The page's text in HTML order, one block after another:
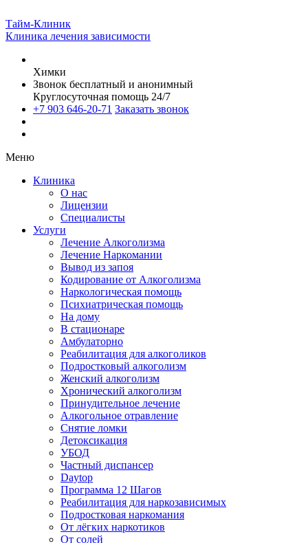
Тайм-Клиник
Клиника лечения зависимости
Химки
Звонок бесплатный и анонимный
Круглосуточная помощь 24/7
+7 903 646-20-71 Заказать звонок
Меню
Клиника
О нас
Лицензии
Специалисты
Услуги
Лечение Алкоголизма
Лечение Наркомании
Вывод из запоя
Кодирование от Алкоголизма
Наркологическая помощь
Психиатрическая помощь
На дому
В стационаре
Амбулаторно
Реабилитация для алкоголиков
Подростковый алкоголизм
Женский алкоголизм
Хронический алкоголизм
Принудительное лечение
Алкогольное отравление
Снятие ломки
Детоксикация
УБОД
Частный диспансер
Daytop
Программа 12 Шагов
Реабилитация для наркозависимых
Подростковая наркомания
От лёгких наркотиков
От солей